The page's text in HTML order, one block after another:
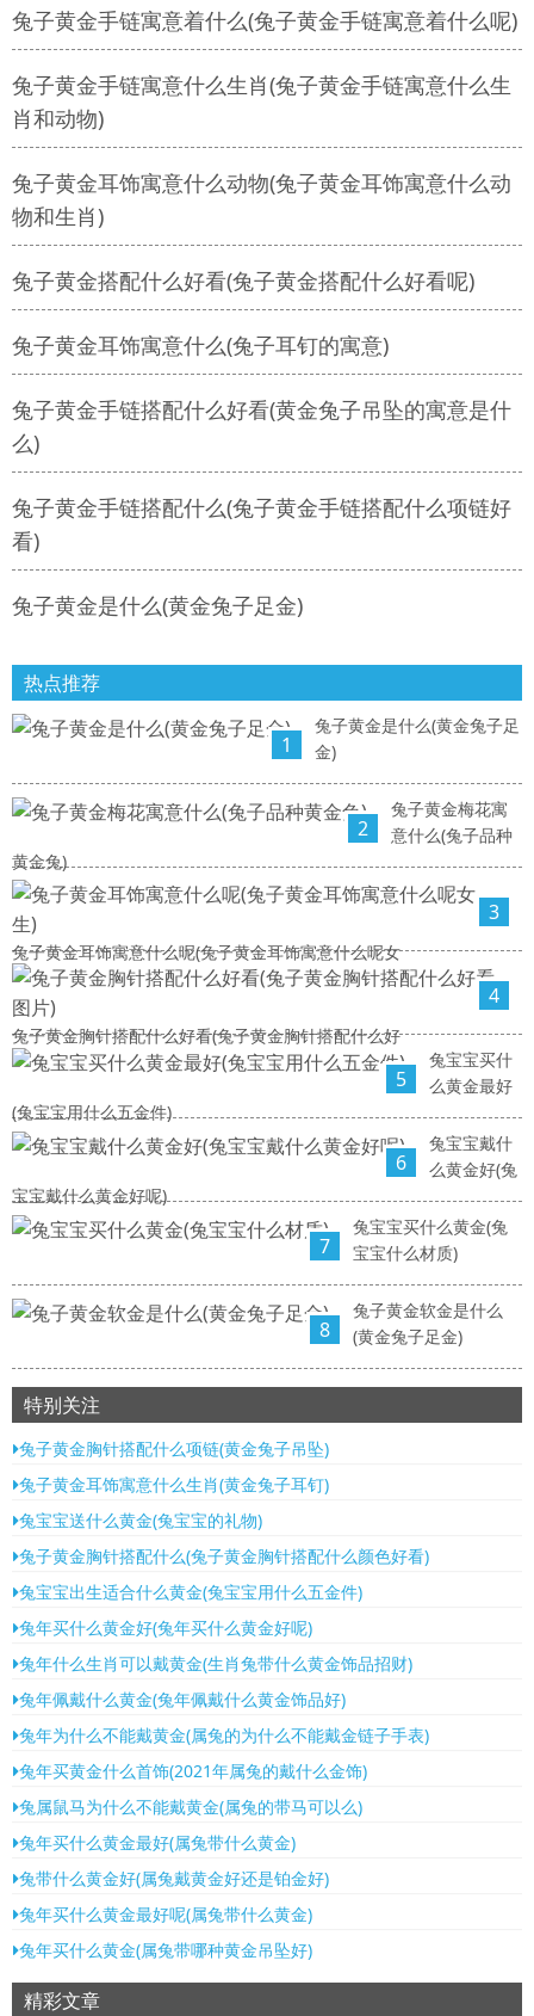
兔子黄金手链寓意着什么(兔子黄金手链寓意着什么呢)
兔子黄金手链寓意什么生肖(兔子黄金手链寓意什么生
肖和动物)
兔子黄金耳饰寓意什么动物(兔子黄金耳饰寓意什么动
物和生肖)
兔子黄金搭配什么好看(兔子黄金搭配什么好看呢)
兔子黄金耳饰寓意什么(兔子耳钉的寓意)
兔子黄金手链搭配什么好看(黄金兔子吊坠的寓意是什
么)
兔子黄金手链搭配什么(兔子黄金手链搭配什么项链好
看)
兔子黄金是什么(黄金兔子足金)
热点推荐
1
兔子黄金是什么(黄金兔子足
金)
2
兔子黄金梅花寓
意什么(兔子品种
黄金兔)
3
兔子黄金耳饰寓意什么呢(兔子黄金耳饰寓意什么呢女
4
兔子黄金胸针搭配什么好看(兔子黄金胸针搭配什么好
5
兔宝宝买什
么黄金最好
(兔宝宝用什么五金件)
6
兔宝宝戴什
么黄金好(兔
宝宝戴什么黄金好呢)
7
兔宝宝买什么黄金(兔
宝宝什么材质)
8
兔子黄金软金是什么
(黄金兔子足金)
特别关注
兔子黄金胸针搭配什么项链(黄金兔子吊坠)
兔子黄金耳饰寓意什么生肖(黄金兔子耳钉)
兔宝宝送什么黄金(兔宝宝的礼物)
兔子黄金胸针搭配什么(兔子黄金胸针搭配什么颜色好看)
兔宝宝出生适合什么黄金(兔宝宝用什么五金件)
兔年买什么黄金好(兔年买什么黄金好呢)
兔年什么生肖可以戴黄金(生肖兔带什么黄金饰品招财)
兔年佩戴什么黄金(兔年佩戴什么黄金饰品好)
兔年为什么不能戴黄金(属兔的为什么不能戴金链子手表)
兔年买黄金什么首饰(2021年属兔的戴什么金饰)
兔属鼠马为什么不能戴黄金(属兔的带马可以么)
兔年买什么黄金最好(属兔带什么黄金)
兔带什么黄金好(属兔戴黄金好还是铂金好)
兔年买什么黄金最好呢(属兔带什么黄金)
兔年买什么黄金(属兔带哪种黄金吊坠好)
精彩文章